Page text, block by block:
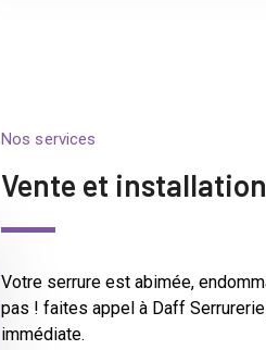
Nos services
Vente et
Votre serrure est abimée,
pas ! faites appel à Daff
immédiate.